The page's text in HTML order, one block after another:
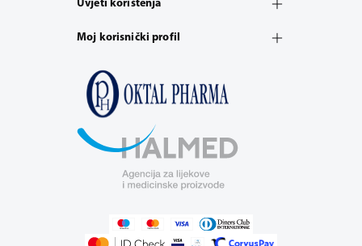
Uvjeti korištenja
Moj korisnički profil